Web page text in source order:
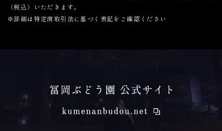
（税込）いただきます。
※詳細は特定商取引法に基づく表記をご確認ください